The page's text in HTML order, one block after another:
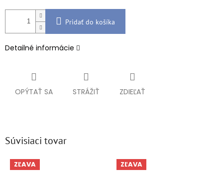
Pridať do košíka
Detailné informácie
OPÝTAŤ SA STRÁŽIŤ ZDIEĽAŤ
Súvisiaci tovar
ZĽAVA ZĽAVA